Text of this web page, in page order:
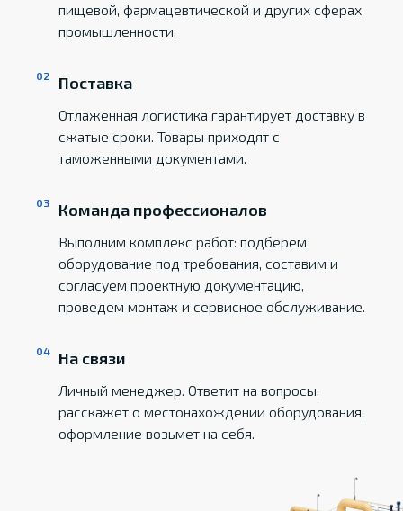
пищевой, фармацевтической и других сферах
промышленности.
Поставка
Отлаженная логистика гарантирует доставку в
сжатые сроки. Товары приходят с
таможенными документами.
Команда профессионалов
Выполним комплекс работ: подберем
оборудование под требования, составим и
согласуем проектную документацию,
проведем монтаж и сервисное обслуживание.
На связи
Личный менеджер. Ответит на вопросы,
расскажет о местонахождении оборудования,
оформление возьмет на себя.